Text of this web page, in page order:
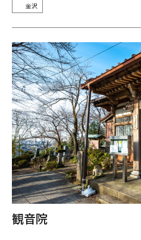
金沢
観音院